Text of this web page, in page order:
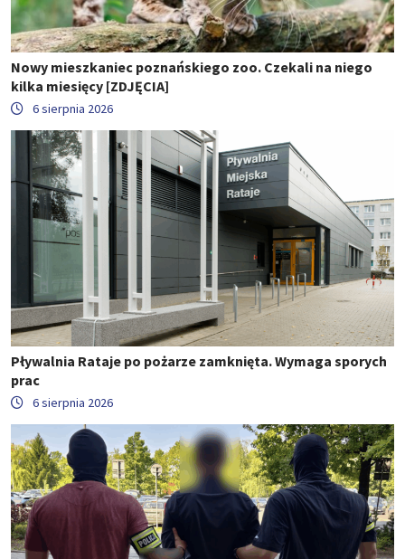
Nowy mieszkaniec poznańskiego zoo. Czekali na niego
kilka miesięcy [ZDJĘCIA]
6 sierpnia 2026
Pływalnia Rataje po pożarze zamknięta. Wymaga sporych
prac
6 sierpnia 2026